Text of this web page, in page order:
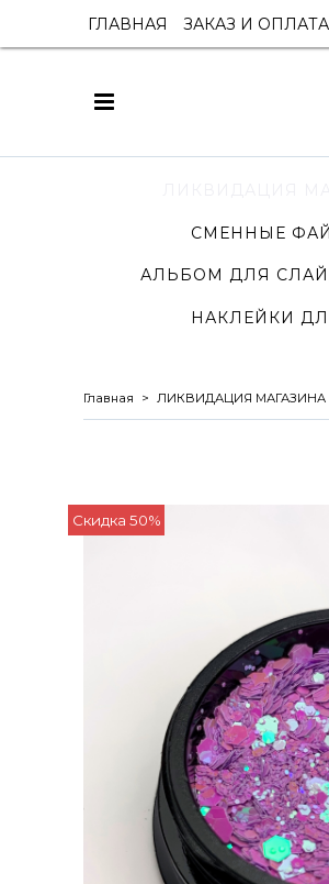
ГЛАВНАЯ ЗАКАЗ И ОПЛАТА
СМЕННЫЕ
АЛЬБОМ ДЛЯ
НАКЛЕЙКИ
Главная ЛИКВИДАЦИЯ МАГАЗИНА
Скидка 50%